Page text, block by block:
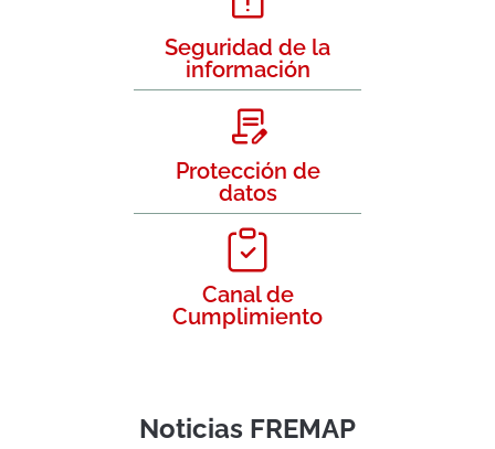
Seguridad de la
información
Protección de
datos
Canal de
Cumplimiento
Noticias FREMAP